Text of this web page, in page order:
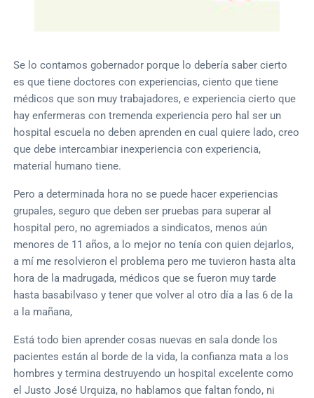
Se lo contamos gobernador porque lo debería saber cierto
es que tiene doctores con experiencias, ciento que tiene
médicos que son muy trabajadores, e experiencia cierto que
hay enfermeras con tremenda experiencia pero hal ser un
hospital escuela no deben aprenden en cual quiere lado, creo
que debe intercambiar inexperiencia con experiencia,
material humano tiene.
Pero a determinada hora no se puede hacer experiencias
grupales, seguro que deben ser pruebas para superar al
hospital pero, no agremiados a sindicatos, menos aún
menores de 11 años, a lo mejor no tenía con quien dejarlos,
a mí me resolvieron el problema pero me tuvieron hasta alta
hora de la madrugada, médicos que se fueron muy tarde
hasta basabilvaso y tener que volver al otro día a las 6 de la
a la mañana,
Está todo bien aprender cosas nuevas en sala donde los
pacientes están al borde de la vida, la confianza mata a los
hombres y termina destruyendo un hospital excelente como
el Justo José Urquiza, no hablamos que faltan fondo, ni